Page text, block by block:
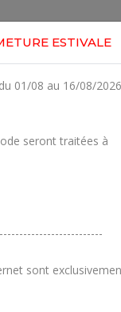
ESTIVALE
01/08 au 16/08/2026
seront traitées à
sont